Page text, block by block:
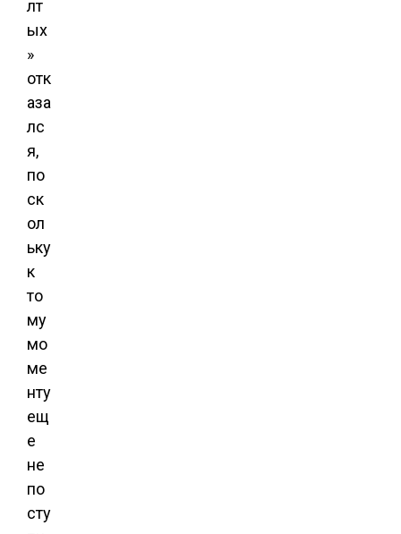
лт
ых
»
отк
аза
лс
я,
по
ск
ол
ьку
к
то
му
мо
ме
нту
ещ
е
не
по
сту